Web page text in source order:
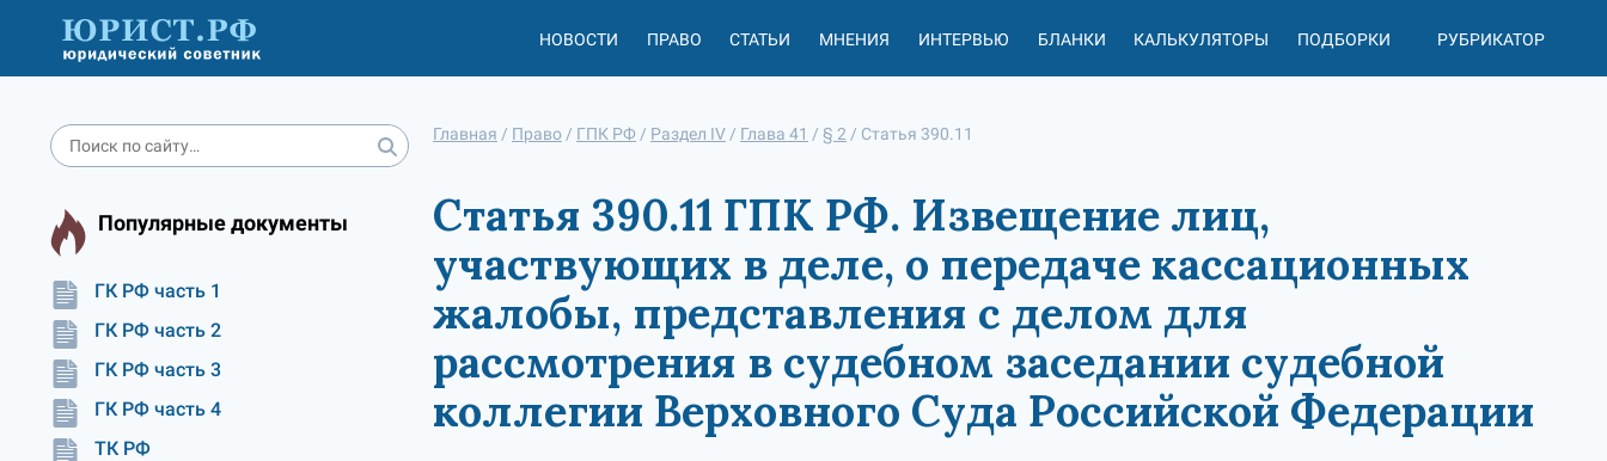
НОВОСТИ ПРАВО СТАТЬИ МНЕНИЯ ИНТЕРВЬЮ БЛАНКИ КАЛЬКУЛЯТОРЫ ПОДБОРКИ РУБРИКАТОР
Популярные документы
ГК РФ часть 1
ГК РФ часть 2
ГК РФ часть 3
ГК РФ часть 4
ТК РФ
Главная / Право / ГПК РФ / Раздел IV / Глава 41 / § 2 / Статья 390.11
Статья 390.11 ГПК РФ. Извещение лиц,
участвующих в деле, о передаче кассационных
жалобы, представления с делом для
рассмотрения в судебном заседании судебной
коллегии Верховного Суда Российской Федерации